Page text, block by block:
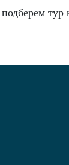
тур